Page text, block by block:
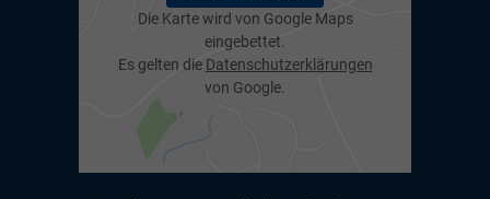
Die Karte wird von Google Maps
eingebettet.
Es gelten die Datenschutzerklärungen
von Google.